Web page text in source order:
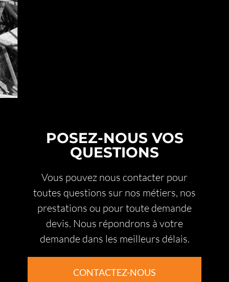
POSEZ-NOUS VOS
QUESTIONS
Vous pouvez nous contacter pour
toutes questions sur nos métiers, nos
prestations ou pour toute demande
devis. Nous répondrons à votre
demande dans les meilleurs délais.
CONTACTEZ-NOUS